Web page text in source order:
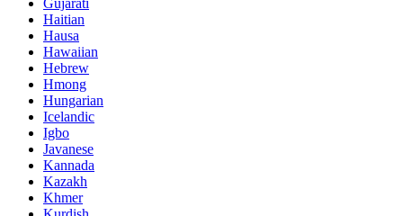
Haitian
Hausa
Hawaiian
Hebrew
Hmong
Hungarian
Icelandic
Igbo
Javanese
Kannada
Kazakh
Khmer